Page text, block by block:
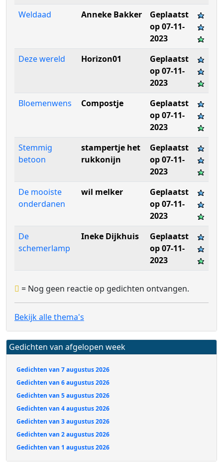
Weldaad
Anneke Bakker
Geplaatst
op 07-11-
2023
Deze wereld
Horizon01
Geplaatst
op 07-11-
2023
Bloemenwens
Compostje
Geplaatst
op 07-11-
2023
Stemmig
betoon
stampertje het
rukkonijn
Geplaatst
op 07-11-
2023
De mooiste
onderdanen
wil melker
Geplaatst
op 07-11-
2023
De
schemerlamp
Ineke Dijkhuis
Geplaatst
op 07-11-
2023
= Nog geen reactie op gedichten ontvangen.
Bekijk alle thema's
Gedichten van afgelopen week
Gedichten van 7 augustus 2026
Gedichten van 6 augustus 2026
Gedichten van 5 augustus 2026
Gedichten van 4 augustus 2026
Gedichten van 3 augustus 2026
Gedichten van 2 augustus 2026
Gedichten van 1 augustus 2026